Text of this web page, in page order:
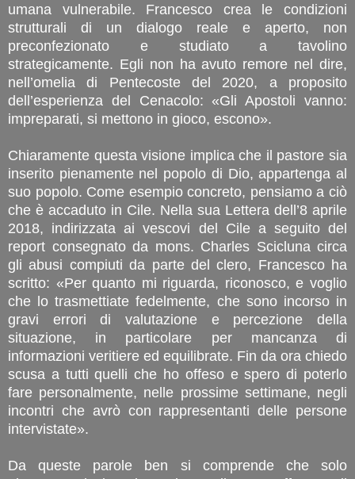
umana vulnerabile. Francesco crea le condizioni
strutturali di un dialogo reale e aperto, non
preconfezionato e studiato a tavolino
strategicamente. Egli non ha avuto remore nel dire,
nell’omelia di Pentecoste del 2020, a proposito
dell’esperienza del Cenacolo: «Gli Apostoli vanno:
impreparati, si mettono in gioco, escono».
Chiaramente questa visione implica che il pastore sia
inserito pienamente nel popolo di Dio, appartenga al
suo popolo. Come esempio concreto, pensiamo a ciò
che è accaduto in Cile. Nella sua Lettera dell’8 aprile
2018, indirizzata ai vescovi del Cile a seguito del
report consegnato da mons. Charles Scicluna circa
gli abusi compiuti da parte del clero, Francesco ha
scritto: «Per quanto mi riguarda, riconosco, e voglio
che lo trasmettiate fedelmente, che sono incorso in
gravi errori di valutazione e percezione della
situazione, in particolare per mancanza di
informazioni veritiere ed equilibrate. Fin da ora chiedo
scusa a tutti quelli che ho offeso e spero di poterlo
fare personalmente, nelle prossime settimane, negli
incontri che avrò con rappresentanti delle persone
intervistate».
Da queste parole ben si comprende che solo